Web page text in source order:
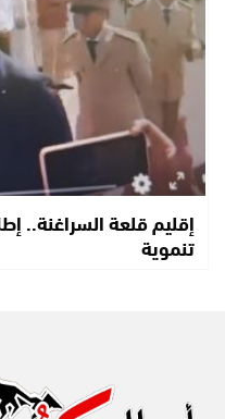
إقليم قلعة السراغنة..
تنموية